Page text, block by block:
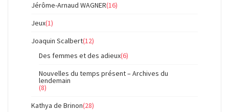
Jérôme-Arnaud WAGNER(16)
Jeux(1)
Joaquin Scalbert(12)
Des femmes et des adieux(6)
Nouvelles du temps présent – Archives du
lendemain
(8)
Kathya de Brinon(28)